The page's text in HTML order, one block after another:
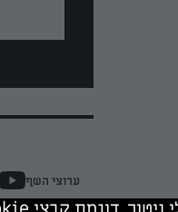
ערוצי השף